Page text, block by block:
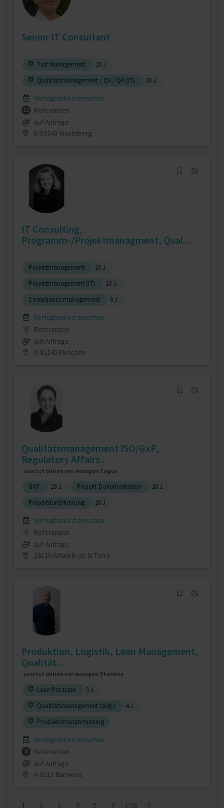
Senior IT Consultant
Test Management
19 J.
Qualitätsmanagement / QS / QA (IT)
18 J.
Verfügbarkeit einsehen
13
Referenzen
auf Anfrage
D-53343 Wachtberg
IT Consulting,
Programm-/Projektmanagment, Qual...
Projektmanagement
10 J.
Projektmanagement (IT)
10 J.
Compliance management
8 J.
Verfügbarkeit einsehen
0
Referenzen
auf Anfrage
D-81245 München
Qualitätsmanagement ISO/GxP,
Regulatory Affairs...
zuletzt online vor wenigen Tagen
GXP 20 J. Projekt-Dokumentation
20 J.
Projektdurchführung
20 J.
Verfügbarkeit einsehen
0
Referenzen
auf Anfrage
29130 Alhaurín de la Torre
Produktion, Logistik, Lean Management,
Qualität...
zuletzt online vor wenigen Stunden
Lean Prozesse
5 J.
Qualitätsmanagement (allg.)
4 J.
Produktionsoptimierung
Verfügbarkeit einsehen
8
Referenzen
auf Anfrage
A-5111 Bürmoos
1 2 3 4 5 6 1718